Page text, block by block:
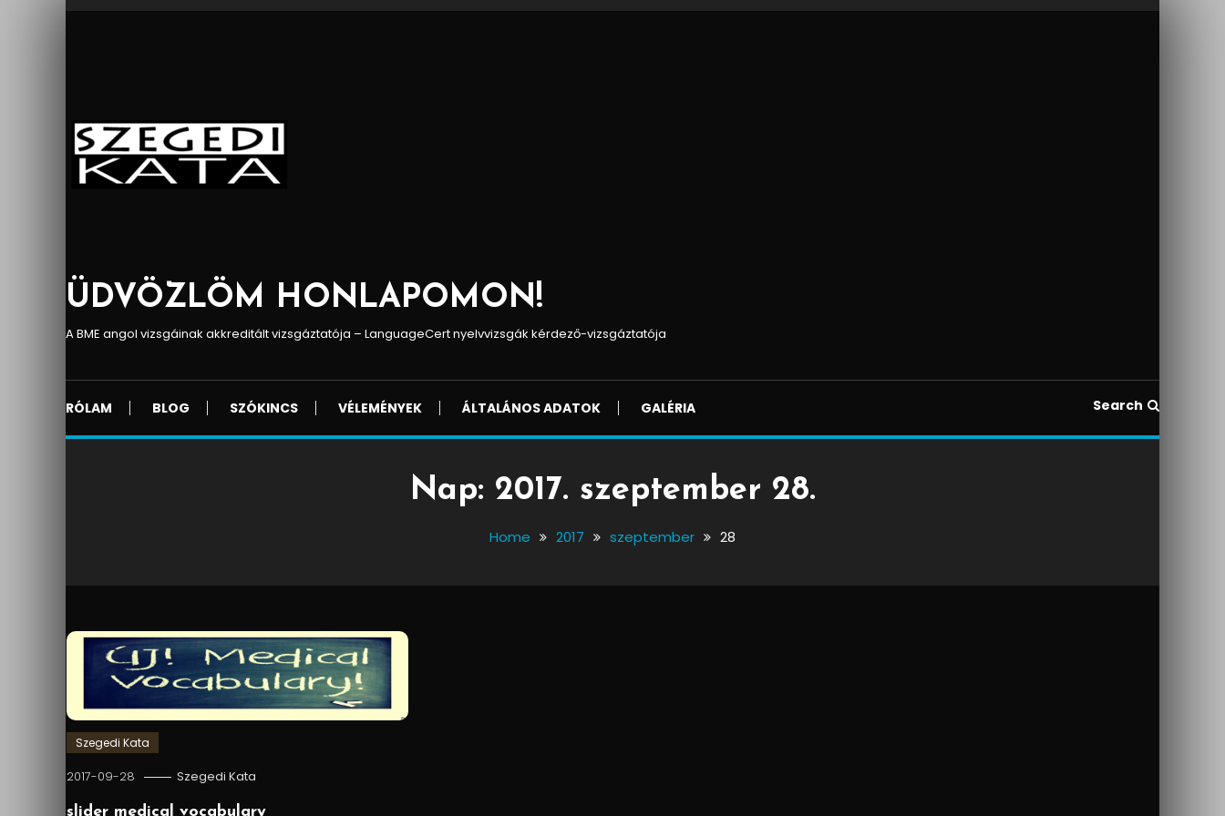
ÜDVÖZLÖM HONLAPOMON!
A BME angol vizsgáinak akkreditált vizsgáztatója – LanguageCert nyelvvizsgák kérdező-vizsgáztatója
RÓLAM BLOG SZÓKINCS VÉLEMÉNYEK ÁLTALÁNOS ADATOK GALÉRIA Search
Nap: 2017. szeptember 28.
Home 2017 szeptember 28
Szegedi Kata
2017-09-28 Szegedi Kata
slider medical vocabulary